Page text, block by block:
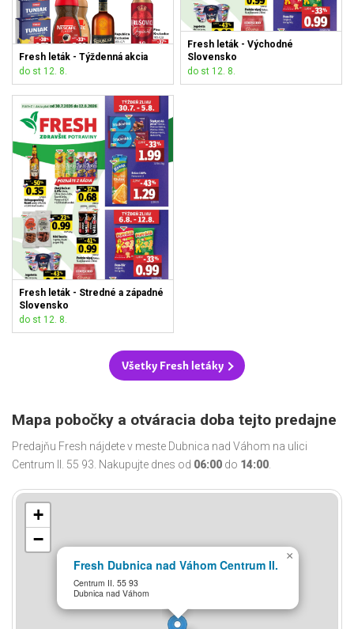
Fresh leták - Týždenná akcia
do st 12. 8.
Fresh leták - Východné
Slovensko
do st 12. 8.
Fresh leták - Stredné a západné
Slovensko
do st 12. 8.
Všetky Fresh letáky
Mapa pobočky a otváracia doba tejto predajne
Predajňu Fresh nájdete v meste Dubnica nad Váhom na ulici
Centrum II. 55 93. Nakupujte dnes od 06:00 do 14:00
Fresh Dubnica nad Váhom Centrum II.
Centrum II. 55 93
Dubnica nad Váhom
×
+
−